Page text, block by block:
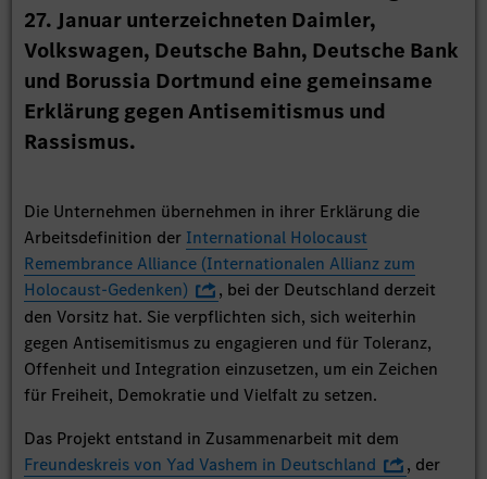
27. Januar unterzeichneten Daimler,
Volkswagen, Deutsche Bahn, Deutsche Bank
und Borussia Dortmund eine gemeinsame
Erklärung gegen Antisemitismus und
Rassismus.
Die Unternehmen übernehmen in ihrer Erklärung die
Arbeitsdefinition der International Holocaust
Remembrance Alliance (Internationalen Allianz zum
Holocaust-Gedenken)
, bei der Deutschland derzeit
den Vorsitz hat. Sie verpflichten sich, sich weiterhin
gegen Antisemitismus zu engagieren und für Toleranz,
Offenheit und Integration einzusetzen, um ein Zeichen
für Freiheit, Demokratie und Vielfalt zu setzen.
Das Projekt entstand in Zusammenarbeit mit dem
Freundeskreis von Yad Vashem in Deutschland
, der